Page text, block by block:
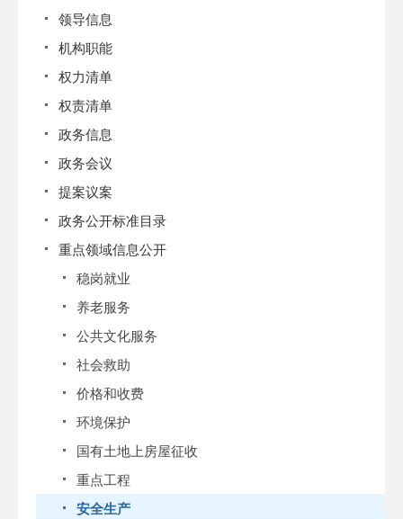
领导信息
机构职能
权力清单
权责清单
政务信息
政务会议
提案议案
政务公开标准目录
重点领域信息公开
稳岗就业
养老服务
公共文化服务
社会救助
价格和收费
环境保护
国有土地上房屋征收
重点工程
安全生产